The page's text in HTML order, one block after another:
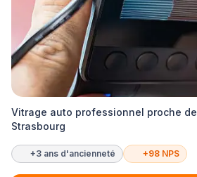
Vitrage auto professionnel proche de
Strasbourg
+3 ans d'ancienneté +98 NPS